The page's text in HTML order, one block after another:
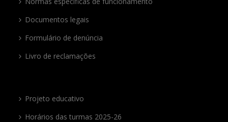
Documentos legais
Formulário de denúncia
Livro de reclamações
Projeto educativo
Horários das turmas 2025-26